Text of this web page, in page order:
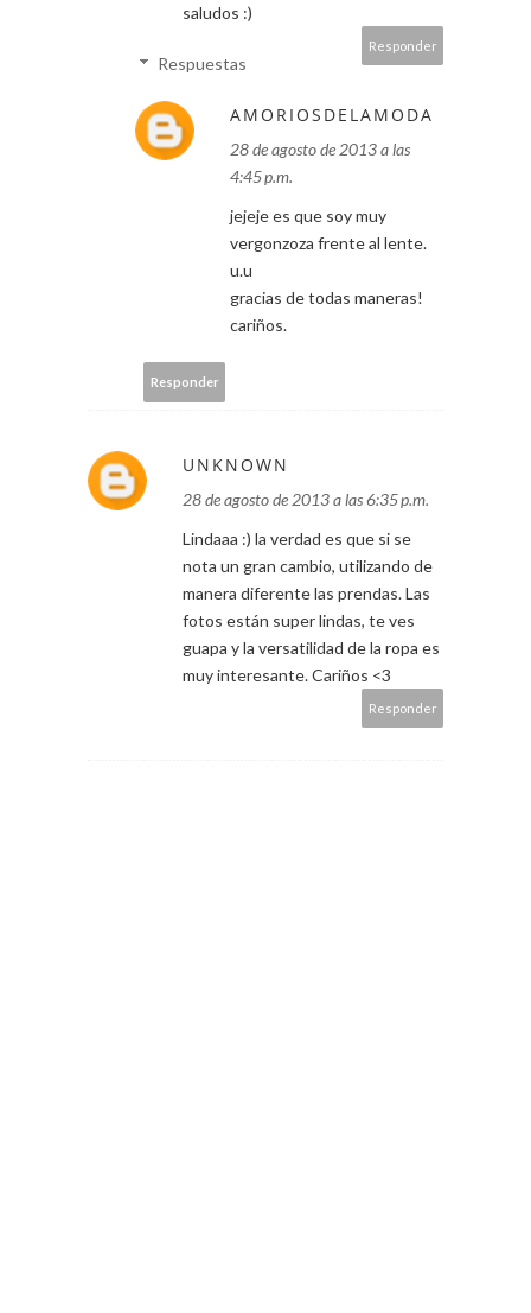
saludos :)
Responder
Respuestas
AMORIOSDELAMODA
28 de agosto de 2013 a las
4:45 p.m.
jejeje es que soy muy
vergonzoza frente al lente.
u.u
gracias de todas maneras!
cariños.
Responder
UNKNOWN
28 de agosto de 2013 a las 6:35 p.m.
Lindaaa :) la verdad es que si se
nota un gran cambio, utilizando de
manera diferente las prendas. Las
fotos están super lindas, te ves
guapa y la versatilidad de la ropa es
muy interesante. Cariños <3
Responder